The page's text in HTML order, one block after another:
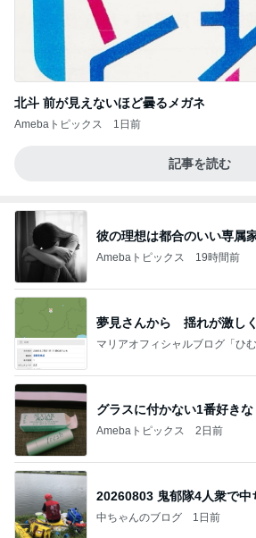
北斗 前が見えないほど曇るメガネ
Amebaトピックス 1日前
記事を読む
彼の理想は都合のいい専属
Amebaトピックス 19時間前
夢見さんから 揺れが激しく
マリアオフィシャルブログ「ひ
グラスに付かない1番好き
Amebaトピックス 2日前
20260803 鬼郁隊4人
中ちゃんのブログ 1日前